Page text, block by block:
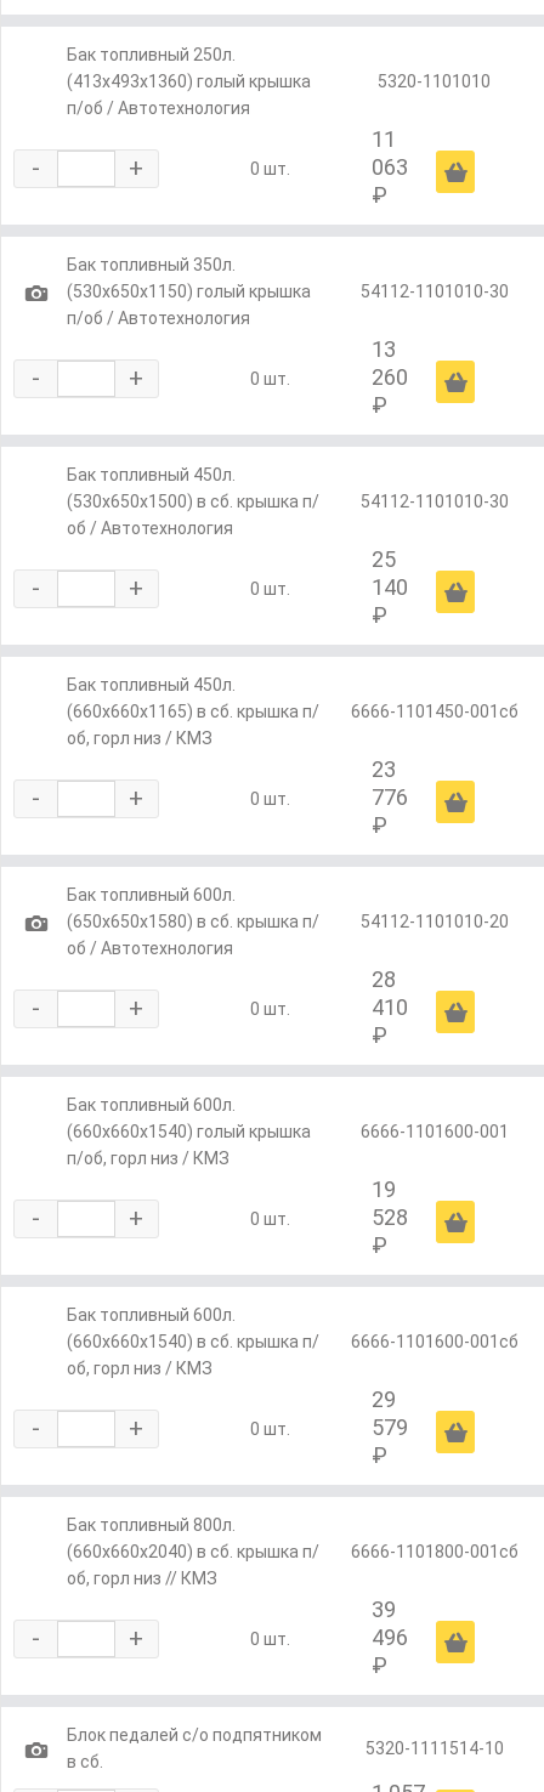
Бак топливный 250л.
(413х493х1360) голый крышка
п/об / Автотехнология
5320-1101010
- + 0 шт.
11
063
₽
Ä
1
Бак топливный 350л.
(530х650х1150) голый крышка
п/об / Автотехнология
54112-1101010-30
- + 0 шт.
13
260
₽
Ä
Бак топливный 450л.
(530х650х1500) в сб. крышка п/
об / Автотехнология
54112-1101010-30
- + 0 шт.
25
140
₽
Ä
Бак топливный 450л.
(660х660х1165) в сб. крышка п/
об, горл низ / КМЗ
6666-1101450-001сб
- + 0 шт.
23
776
₽
Ä
1
Бак топливный 600л.
(650х650х1580) в сб. крышка п/
об / Автотехнология
54112-1101010-20
- + 0 шт.
28
410
₽
Ä
Бак топливный 600л.
(660х660х1540) голый крышка
п/об, горл низ / КМЗ
6666-1101600-001
- + 0 шт.
19
528
₽
Ä
Бак топливный 600л.
(660х660х1540) в сб. крышка п/
об, горл низ / КМЗ
6666-1101600-001сб
- + 0 шт.
29
579
₽
Ä
Бак топливный 800л.
(660х660х2040) в сб. крышка п/
об, горл низ // КМЗ
6666-1101800-001сб
- + 0 шт.
39
496
₽
Ä
1
Блок педалей с/о подпятником
в сб.
5320-1111514-10